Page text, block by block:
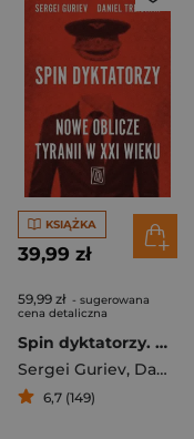
KSIĄŻKA
39,99 zł
59,99 zł - sugerowana
cena detaliczna
Spin dyktatorzy. Nowe oblicze tyranii w XXI wieku
Sergei Guriev, Daniel Treisman
6,7 (149)